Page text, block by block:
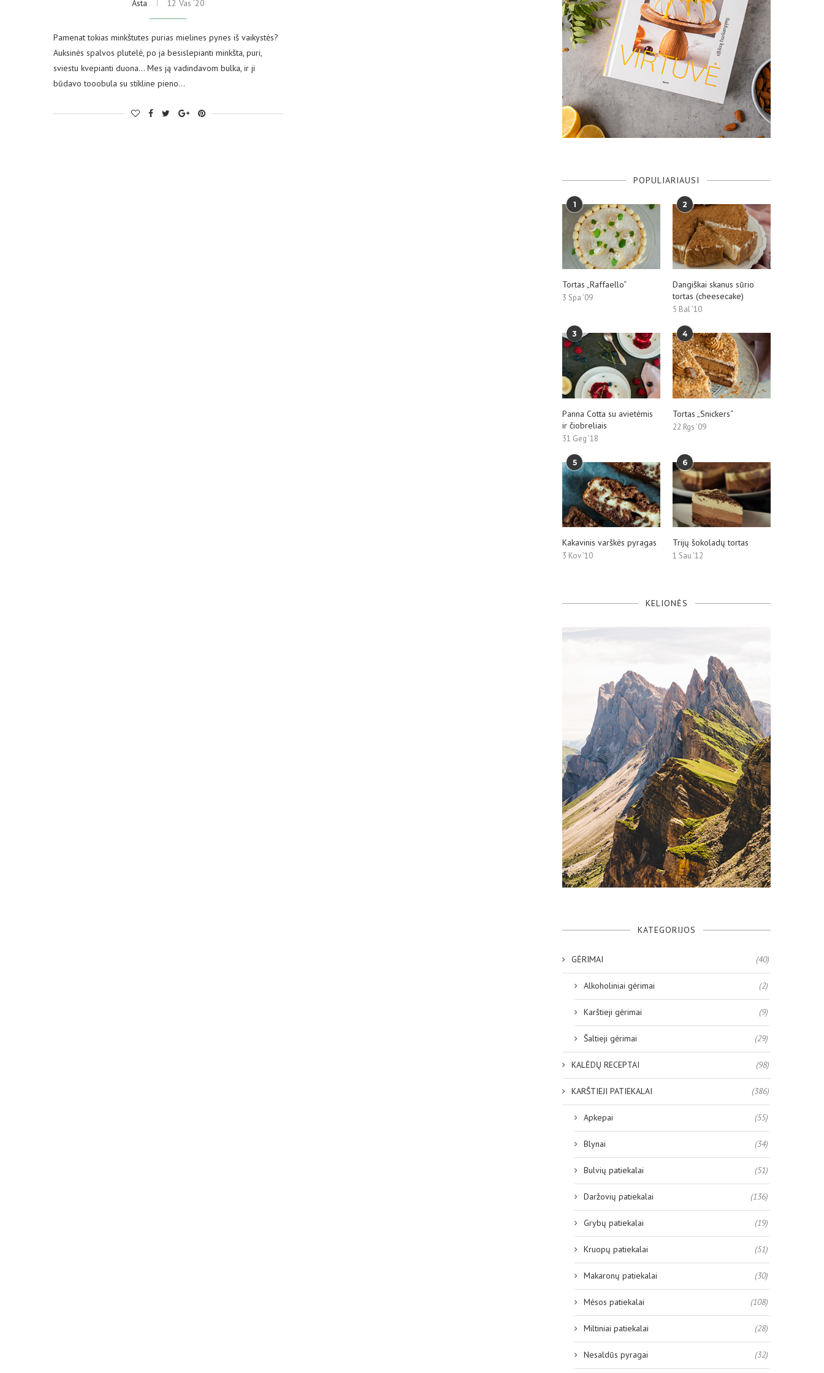
Asta 12 Vas ’20
Pamenat tokias minkštutes purias mielines pynes iš vaikystės?
Auksinės spalvos plutelė, po ja besislepianti minkšta, puri,
sviestu kvepianti duona… Mes ją vadindavom bulka, ir ji
būdavo tooobula su stikline pieno…
POPULIARIAUSI
1
Tortas „Raffaello“
3 Spa ’09
2
Dangiškai skanus sūrio
tortas (cheesecake)
5 Bal ’10
3
Panna Cotta su avietėmis
ir čiobreliais
31 Geg ’18
4
Tortas „Snickers“
22 Rgs ’09
5
Kakavinis varškės pyragas
3 Kov ’10
6
Trijų šokoladų tortas
1 Sau ’12
KELIONĖS
KATEGORIJOS
GĖRIMAI (40)
Alkoholiniai gėrimai (2)
Karštieji gėrimai (9)
Šaltieji gėrimai (29)
KALĖDŲ RECEPTAI (98)
KARŠTIEJI PATIEKALAI (386)
Apkepai (55)
Blynai (34)
Bulvių patiekalai (51)
Daržovių patiekalai (136)
Grybų patiekalai (19)
Kruopų patiekalai (51)
Makaronų patiekalai (30)
Mėsos patiekalai (108)
Miltiniai patiekalai (28)
Nesaldūs pyragai (32)